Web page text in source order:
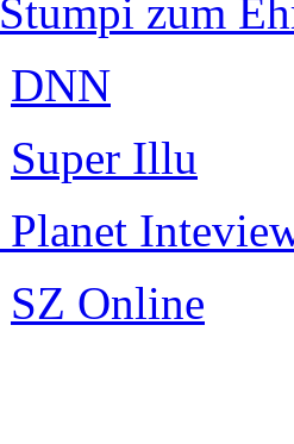
Stumpi zum
DNN
Super Illu
Planet
SZ Online